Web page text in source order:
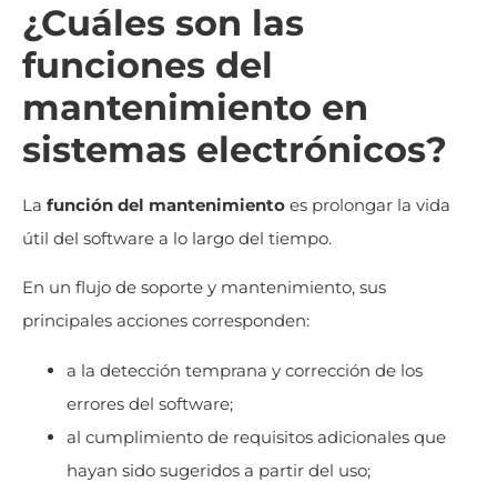
¿Cuáles son las
funciones del
mantenimiento en
sistemas electrónicos?
La función del mantenimiento es prolongar la vida
útil del software a lo largo del tiempo.
En un flujo de soporte y mantenimiento, sus
principales acciones corresponden:
a la detección temprana y corrección de los
errores del software;
al cumplimiento de requisitos adicionales que
hayan sido sugeridos a partir del uso;